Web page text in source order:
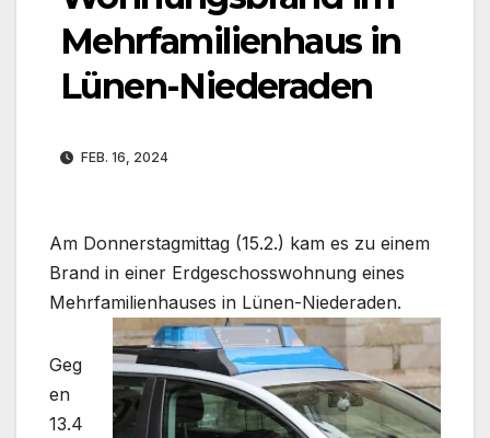
Mehrfamilienhaus in
Lünen-Niederaden
FEB. 16, 2024
Am Donnerstagmittag (15.2.) kam es zu einem
Brand in einer Erdgeschosswohnung eines
Mehrfamilienhauses in Lünen-Niederaden.
Geg
en
13.4